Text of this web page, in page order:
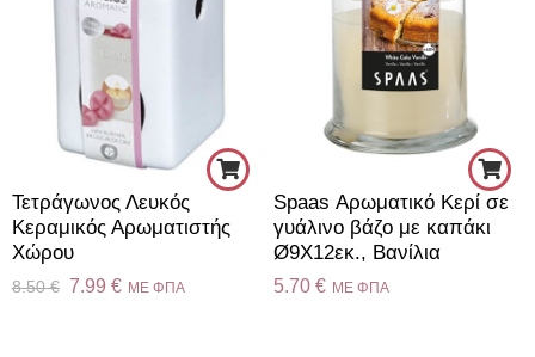
Τετράγωνος Λευκός
Κεραμικός Αρωματιστής
Χώρου
8.50€ 7.99 € ME ΦΠΑ
Spaas Αρωματικό Κερί σε
γυάλινο βάζο με καπάκι
Ø9X12εκ., Βανίλια
5.70 € ME ΦΠΑ